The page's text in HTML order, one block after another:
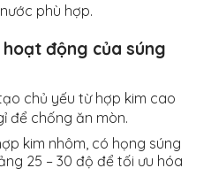
phù hợp.
động của súng
chủ yếu từ hợp kim cao
để chống ăn mòn.
kim nhôm, có họng súng
25 – 30 độ để tối ưu hóa